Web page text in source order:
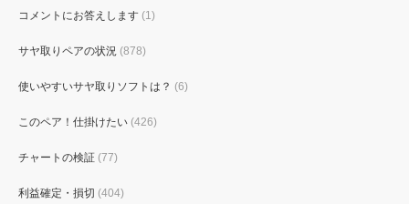
コメントにお答えします (1)
サヤ取りペアの状況 (878)
使いやすいサヤ取りソフトは？ (6)
このペア！仕掛けたい (426)
チャートの検証 (77)
利益確定・損切 (404)